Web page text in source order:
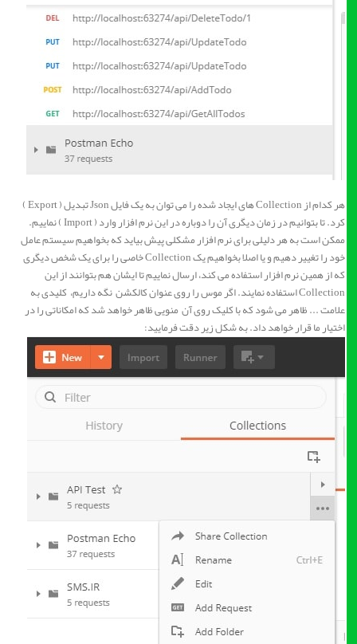
هر کدام از Collection های ایجاد شده را می توان به یک فایل Json تبدیل ( Export )
کرد. تا بتوانیم در زمان دیگری آن را دوباره در این نرم افزار وارد ( Import ) نماییم.
ممکن است به هر دلیلی برای نرم افزار مشکلی پیش بیاید که بخواهیم سیستم عامل
خود را تغییر دهیم و یا اصلا بخواهیم یک Collection خاصی را برای یک شخص دیگری
که از همین نرم افزار استفاده می کند، ارسال نماییم تا ایشان هم بتوانند از این
Collection استفاده نمایند. اگر موس را روی عنوان کالکشن نگه داریم، کلیدی به
علامت ... ظاهر می شود که با کلیک روی آن منویی ظاهر خواهد شد که امکاناتی را در
اختیار ما قرار خواهد داد. به شکل زیر دقت فرمایید: